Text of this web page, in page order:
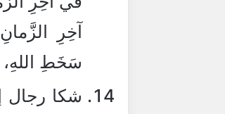
آخِرِ
سَخَطِ
شكا رجال